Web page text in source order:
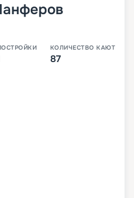
КОЛИЧЕСТВО КАЮТ
87